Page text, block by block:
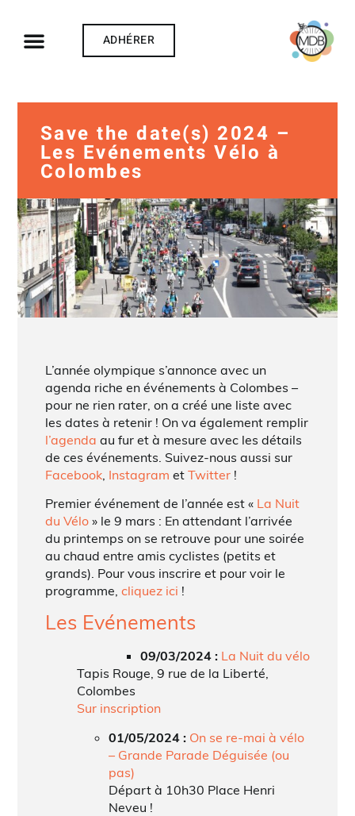
ADHÉRER
Save the date(s) 2024 –
Les Evénements Vélo à
Colombes
L’année olympique s’annonce avec un
agenda riche en événements à Colombes –
pour ne rien rater, on a créé une liste avec
les dates à retenir ! On va également remplir
l’agenda au fur et à mesure avec les détails
de ces événements. Suivez-nous aussi sur
Facebook, Instagram et Twitter!
Premier événement de l’année est « La Nuit
du Vélo » le 9 mars : En attendant l’arrivée
du printemps on se retrouve pour une soirée
au chaud entre amis cyclistes (petits et
grands). Pour vous inscrire et pour voir le
programme, cliquez ici !
Les Evénements
09/03/2024 : La Nuit du vélo
Tapis Rouge, 9 rue de la Liberté,
Colombes
Sur inscription
01/05/2024 : On se re-mai à vélo
– Grande Parade Déguisée (ou
pas)
Départ à 10h30 Place Henri
Neveu !